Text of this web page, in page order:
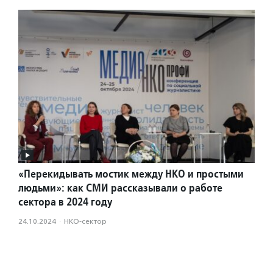
«Перекидывать мостик между НКО и простыми
людьми»: как СМИ рассказывали о работе
сектора в 2024 году
24.10.2024 · НКО-сектор